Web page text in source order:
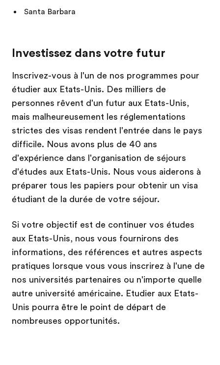
Santa Barbara
Investissez dans votre futur
Inscrivez-vous à l'un de nos programmes pour
étudier aux Etats-Unis. Des milliers de
personnes rêvent d'un futur aux Etats-Unis,
mais malheureusement les réglementations
strictes des visas rendent l'entrée dans le pays
difficile. Nous avons plus de 40 ans
d'expérience dans l'organisation de séjours
d'études aux Etats-Unis. Nous vous aiderons à
préparer tous les papiers pour obtenir un visa
étudiant de la durée de votre séjour.
Si votre objectif est de continuer vos études
aux Etats-Unis, nous vous fournirons des
informations, des références et autres aspects
pratiques lorsque vous vous inscrirez à l'une de
nos universités partenaires ou n'importe quelle
autre université américaine. Etudier aux Etats-
Unis pourra être le point de départ de
nombreuses opportunités.